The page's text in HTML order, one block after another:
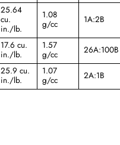
25.64
cu.
in./lb.
1.08
g/cc
1A:2B
17.6 cu.
in./lb.
1.57
g/cc
26A:100B
25.9 cu.
in./lb.
1.07
g/cc
2A:1B